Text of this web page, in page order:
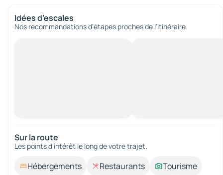
Idées d’escales
Nos recommandations d'étapes proches de l’itinéraire.
Sur la route
Les points d’intérêt le long de votre trajet.
Hébergements Restaurants
Tourisme